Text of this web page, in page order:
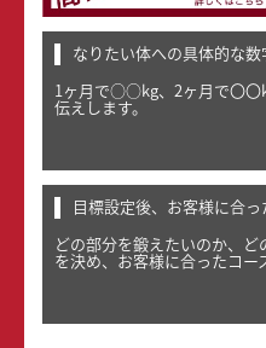
なりたい体への具体的な
1ヶ月で○○kg、2ヶ月で〇〇
伝えします。
目標設定後、お客様に合
どの部分を鍛えたいのか、
を決め、 お客様に合ったコー